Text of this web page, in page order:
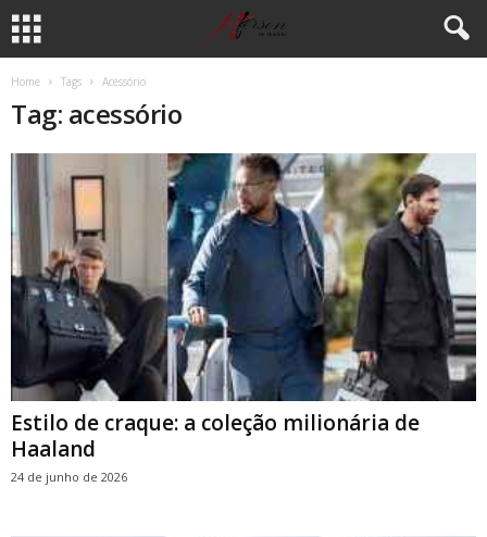
Home Tags Acessório
Tag: acessório
Estilo de craque: a coleção milionária de
Haaland
24 de junho de 2026